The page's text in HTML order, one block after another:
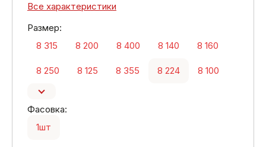
Все характеристики
Размер:
8 315
8 200 8 400 8 140 8 160
8 250 8 125 8 355 8 224 8 100
Фасовка:
1шт